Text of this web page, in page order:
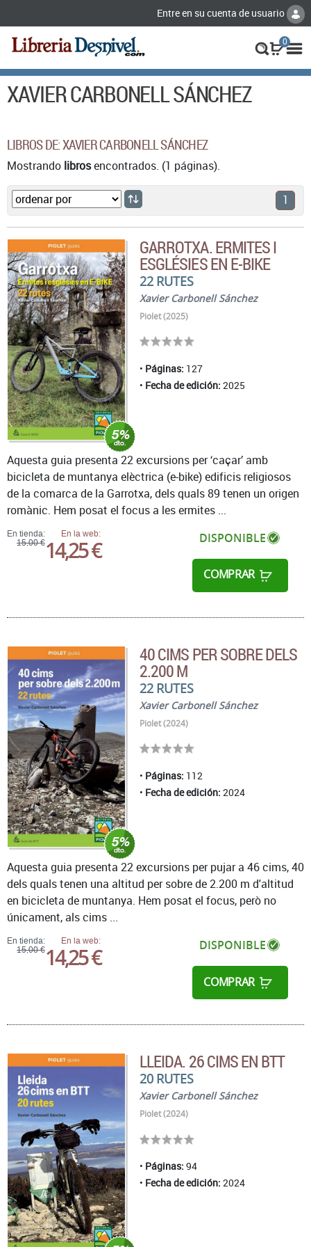
Entre en su cuenta de usuario
0
XAVIER CARBONELL SÁNCHEZ
LIBROS DE: XAVIER CARBONELL SÁNCHEZ
Mostrando librosencontrados. (1 páginas).
1
GARROTXA. ERMITES I
ESGLÉSIES EN E-BIKE
22 RUTES
Xavier Carbonell Sánchez
Piolet (2025)
Páginas: 127
Fecha de edición: 2025
En tienda:
15,00 €
En la web:
14,25 € DISPONIBLE
COMPRAR
Aquesta guia presenta 22 excursions per ‘caçar’ amb
bicicleta de muntanya elèctrica (e-bike) edificis religiosos
de la comarca de la Garrotxa, dels quals 89 tenen un origen
romànic. Hem posat el focus a les ermites ...
40 CIMS PER SOBRE DELS
2.200 M
22 RUTES
Xavier Carbonell Sánchez
Piolet (2024)
Páginas: 112
Fecha de edición: 2024
En tienda:
15,00 €
En la web:
14,25 € DISPONIBLE
COMPRAR
Aquesta guia presenta 22 excursions per pujar a 46 cims, 40
dels quals tenen una altitud per sobre de 2.200 m d'altitud
en bicicleta de muntanya. Hem posat el focus, però no
únicament, als cims ...
LLEIDA. 26 CIMS EN BTT
20 RUTES
Xavier Carbonell Sánchez
Piolet (2024)
Páginas: 94
Fecha de edición: 2024